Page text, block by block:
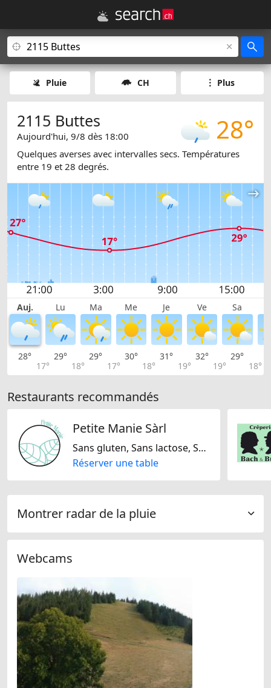
Pluie CH Plus
28°
2115 Buttes
Aujourd'hui, 9/8 dès 18:00
Quelques averses avec intervalles secs. Températures
entre 19 et 28 degrés.
Auj. Lu Ma Me Je Ve Sa
28°
17°
29°
18°
29°
17°
30°
18°
31°
19°
32°
19°
29°
18°
Restaurants recommandés
Petite Manie Sàrl
Sans gluten, Sans lactose, Sans noix, Sans soja
Réserver une table
Montrer radar de la pluie
Webcams